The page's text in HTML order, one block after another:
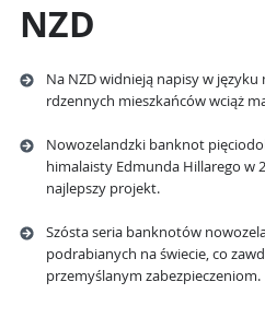
NZD
Na NZD widnieją napisy w
rdzennych mieszkańców wciąż
Nowozelandzki banknot
himalaisty Edmunda Hillarego w
najlepszy projekt.
Szósta seria banknotów
podrabianych na świecie, co
przemyślanym zabezpieczeniom.